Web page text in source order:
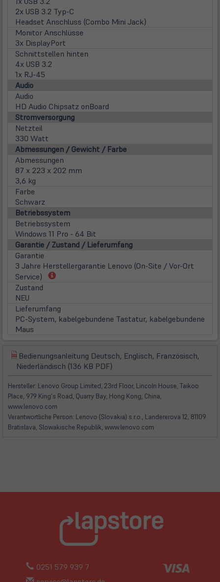
2x USB 3.2 Typ-C
Headset Anschluss (Combo Mini Jack)
Monitor Anschlüsse
3x DisplayPort
Schnittstellen hinten
4x USB 3.2
1x RJ-45
Audio
Audio
HD Audio Chipsatz onBoard
Stromversorgung
Netzteil
330 Watt
Abmessungen / Gewicht / Farbe
Abmessungen
87 x 223 x 202 mm
3,6 kg
Farbe
Schwarz
Betriebssystem
Betriebssystem
Windows 11 Pro - 64 Bit
Garantie / Zustand / Lieferumfang
Garantie
3 Jahre Herstellergarantie Lenovo (On-Site / Vor-Ort
Service)
(öffnet
Tab)
Zustand
NEU
Lieferumfang
PC-System, kabelgebundene Tastatur, kabelgebundene
Maus
(öffnet
in
neuem
Tab)
Bedienungsanleitung Deutsch, Englisch, Französisch,
Niederländisch (136 KB PDF)
in
neuem
Tab)
Hersteller: Lenovo Group Limited, 23rd Floor, Lincoln House, Taikoo
Place, 979 King's Road, Quarry Bay, Hong Kong, China,
www.lenovo.com
Verantwortliche Person: Lenovo (Slovakia) s.r.o., Landererova 12, 81109
Bratislava, Slowakische Republik, www.lenovo.com
0251 579 939 7